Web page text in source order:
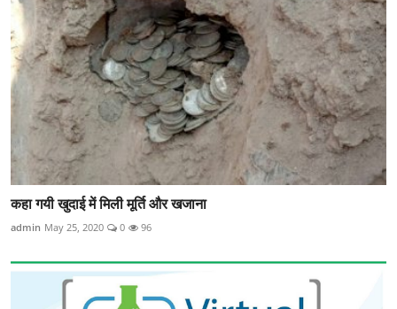
कहा गयी खुदाई में मिली मूर्ति और खजाना
admin May 25, 2020 0 96